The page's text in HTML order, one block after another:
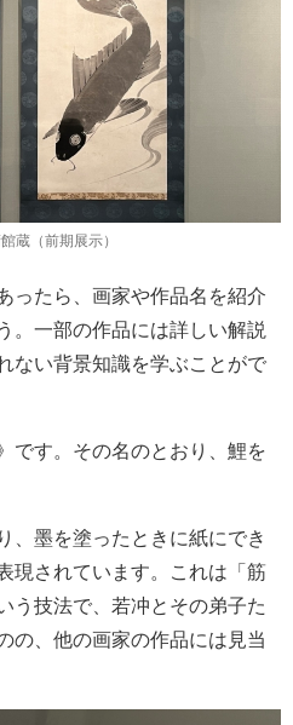
蔵（前期展示）
ったら、画家や作品名を紹介
。一部の作品には詳しい解説
ない背景知識を学ぶことがで
です。その名のとおり、鯉を
、墨を塗ったときに紙にでき
現されています。これは「筋
う技法で、若冲とその弟子た
の、他の画家の作品には見当